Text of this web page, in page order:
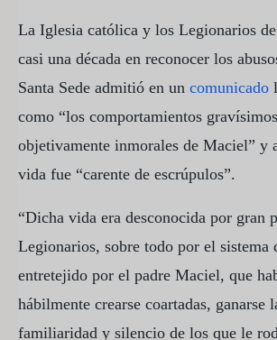
La Iglesia católica y los Legionarios
casi una década en reconocer los
Santa Sede admitió en un comunicado
como “los comportamientos
objetivamente inmorales de Maciel” y
vida fue “carente de escrúpulos”.
“Dicha vida era desconocida por gran
Legionarios, sobre todo por el sistema
entretejido por el padre Maciel, que
hábilmente crearse coartadas, ganarse
familiaridad y silencio de los que le